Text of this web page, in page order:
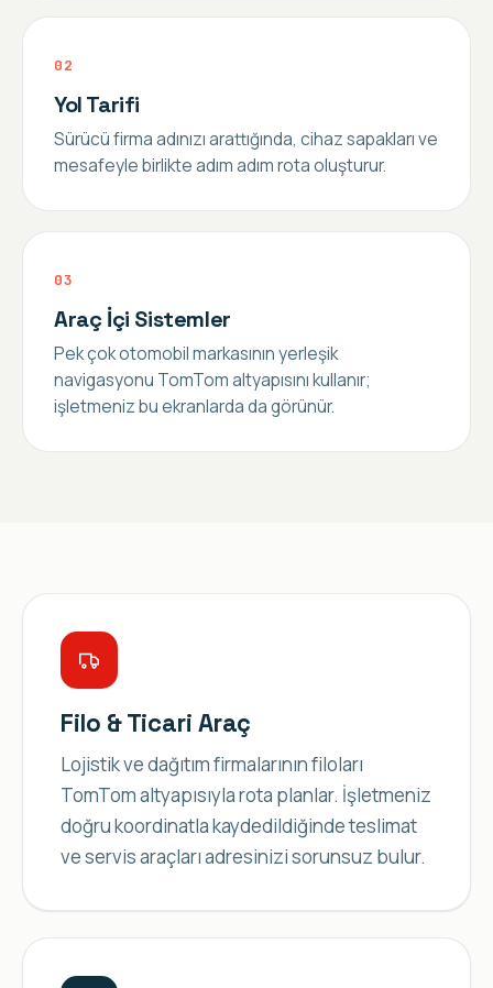
02
Yol Tarifi
Sürücü firma adınızı arattığında, cihaz sapakları ve
mesafeyle birlikte adım adım rota oluşturur.
03
Araç İçi Sistemler
Pek çok otomobil markasının yerleşik
navigasyonu TomTom altyapısını kullanır;
işletmeniz bu ekranlarda da görünür.
Filo & Ticari Araç
Lojistik ve dağıtım firmalarının filoları
TomTom altyapısıyla rota planlar. İşletmeniz
doğru koordinatla kaydedildiğinde teslimat
ve servis araçları adresinizi sorunsuz bulur.